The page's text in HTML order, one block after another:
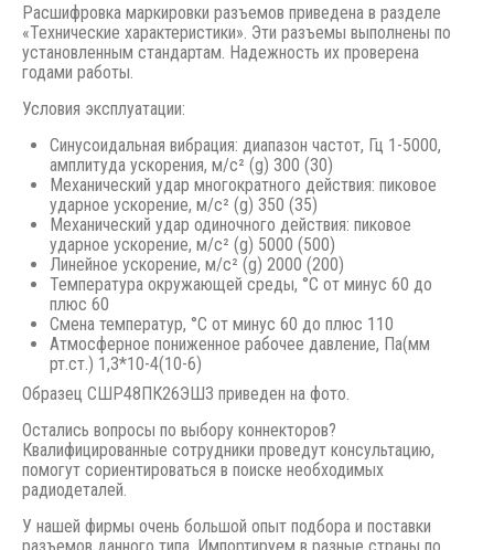
Расшифровка маркировки разъемов приведена в разделе
«Технические характеристики». Эти разъемы выполнены по
установленным стандартам. Надежность их проверена
годами работы.
Условия эксплуатации:
Синусоидальная вибрация: диапазон частот, Гц 1-5000,
амплитуда ускорения, м/с² (g) 300 (30)
Механический удар многократного действия: пиковое
ударное ускорение, м/с² (g) 350 (35)
Механический удар одиночного действия: пиковое
ударное ускорение, м/с² (g) 5000 (500)
Линейное ускорение, м/с² (g) 2000 (200)
Температура окружающей среды, °С от минус 60 до
плюс 60
Смена температур, °С от минус 60 до плюс 110
Атмосферное пониженное рабочее давление, Па(мм
рт.ст.) 1,3*10-4(10-6)
Образец СШР48ПК26ЭШ3 приведен на фото.
Остались вопросы по выбору коннекторов?
Квалифицированные сотрудники проведут консультацию,
помогут сориентироваться в поиске необходимых
радиодеталей.
У нашей фирмы очень большой опыт подбора и поставки